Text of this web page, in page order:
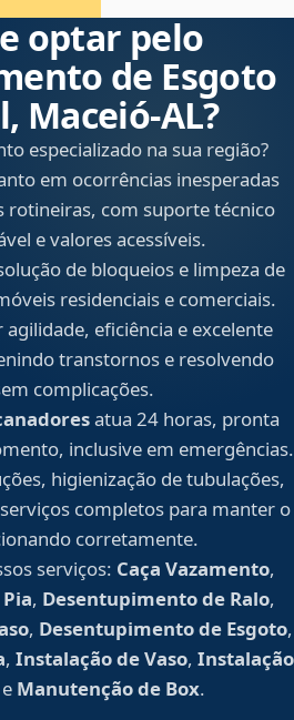
optar pelo
de Esgoto
Maceió‑AL?
especializado na sua região?
em ocorrências inesperadas
rotineiras, com suporte técnico
e valores acessíveis.
de bloqueios e limpeza de
residenciais e comerciais.
eficiência e excelente
transtornos e resolvendo
complicações.
atua 24 horas, pronta
inclusive em emergências.
higienização de tubulações,
completos para manter o
corretamente.
serviços: Caça Vazamento,
, Desentupimento de Ralo,
, Desentupimento de Esgoto,
, Instalação de Vaso, Instalação
e Manutenção de Box.